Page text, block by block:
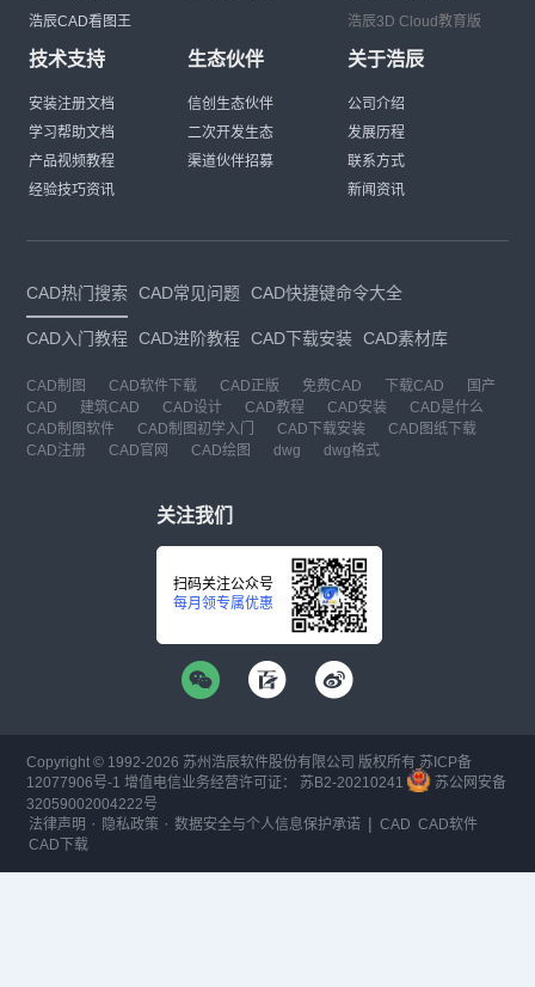
浩辰CAD看图王
浩辰3D Cloud教育版
技术支持
安装注册文档
学习帮助文档
产品视频教程
经验技巧资讯
生态伙伴
信创生态伙伴
二次开发生态
渠道伙伴招募
关于浩辰
公司介绍
发展历程
联系方式
新闻资讯
CAD热门搜索 CAD常见问题 CAD快捷键命令大全
CAD入门教程 CAD进阶教程 CAD下载安装 CAD素材库
CAD制图 CAD软件下载 CAD正版 免费CAD 下载CAD
国产
CAD
建筑CAD CAD设计 CAD教程 CAD安装
CAD是什么
CAD制图软件
CAD制图初学入门 CAD下载安装
CAD图纸下载
CAD注册
CAD官网 CAD绘图 dwg dwg格式
关注我们
扫码关注公众号
每月领专属优惠
Copyright © 1992-2026 苏州浩辰软件股份有限公司 版权所有 苏ICP备
12077906号-1 增值电信业务经营许可证： 苏B2-20210241
苏公网安备
32059002004222号
法律声明 · 隐私政策 ·数据安全与个人信息保护承诺 | CAD CAD软件
CAD下载